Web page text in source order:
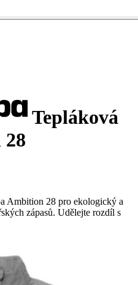
Tepláková
Ambition 28 pro ekologický a
zápasů. Udělejte rozdíl s